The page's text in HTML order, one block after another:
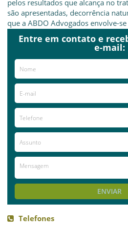
pelos resultados que alcança no
são apresentadas, decorrência
que a ABDO Advogados envolve-
clientes.
ABDO Advogadosé especializado
Ambiental, Bancário,
Indenizatório, Criminal,
Consumidor
Internacional,Trabalhista,
Trabalhista Empresarial e Tributário.
Já visitou este local?aproveite
Avaliações
Entre em contato e
e-mail:
ENVIAR
Telefones